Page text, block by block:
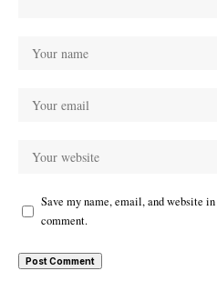
Save my name, email, and website
comment.